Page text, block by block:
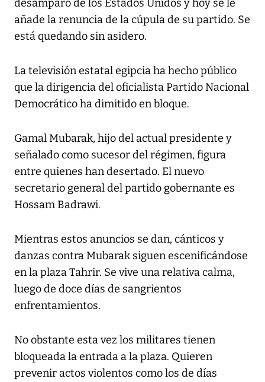
desamparo de los Estados Unidos y hoy se le
añade la renuncia de la cúpula de su partido. Se
está quedando sin asidero.
La televisión estatal egipcia ha hecho público
que la dirigencia del oficialista Partido Nacional
Democrático ha dimitido en bloque.
Gamal Mubarak, hijo del actual presidente y
señalado como sucesor del régimen, figura
entre quienes han desertado. El nuevo
secretario general del partido gobernante es
Hossam Badrawi.
Mientras estos anuncios se dan, cánticos y
danzas contra Mubarak siguen escenificándose
en la plaza Tahrir. Se vive una relativa calma,
luego de doce días de sangrientos
enfrentamientos.
No obstante esta vez los militares tienen
bloqueada la entrada a la plaza. Quieren
prevenir actos violentos como los de días